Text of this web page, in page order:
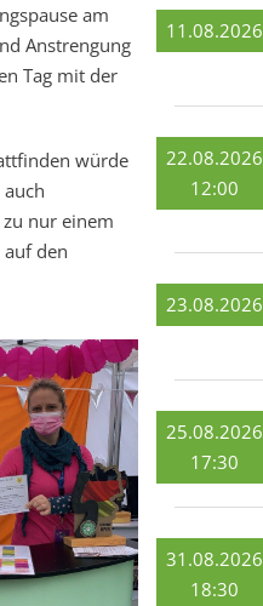
am
Anstrengung
Tag mit der
würde
nur einem
den
11.08.2026
22.08.2026
12:00
23.08.2026
25.08.2026
17:30
31.08.2026
18:30